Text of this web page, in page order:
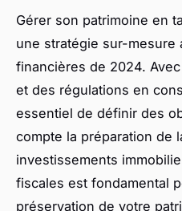
Gérer son patrimoine en
une stratégie sur-mesure
financières de 2024.
et des régulations en
essentiel de définir des
compte la préparation de
investissements
fiscales est fondamental
préservation de votre